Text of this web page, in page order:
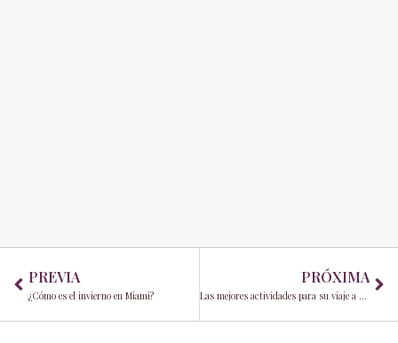
PREVIA
¿Cómo es el invierno en Miami?
PRÓXIMA
Las mejores actividades para su viaje a Miami